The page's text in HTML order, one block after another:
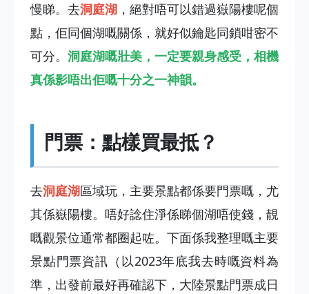
慢睇。去洞庭湖 ，絕對唔可以錯過嶽陽樓呢個
點，佢同個湖嘅關係，就好似鑰匙同鎖咁密不
可分。 洞庭湖嘅壯美，一定要親身感受，相機
真係影唔出佢嘅十分之一神韻。
門票：點樣買最抵？
去洞庭湖區域玩，主要景點都係要門票嘅，尤
其係嶽陽樓。唔好諗住淨係睇個湖唔使錢，靚
嘅觀景位通常都圈起咗。下面係我整理嘅主要
景點門票資訊（以2023年底我去時嘅資料為
準，出發前最好再確認下，大陸景點門票成日